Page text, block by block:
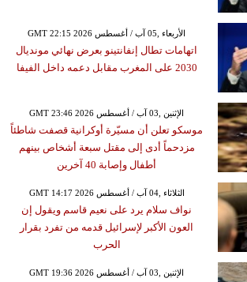
GMT 22:15 2026 الأربعاء ,05 آب / أغسطس
اتهامات تطال إنفانتينو بعرض نهائي مونديال
2030 على المغرب مقابل دعمه داخل الفيفا
GMT 23:46 2026 الإثنين ,03 آب / أغسطس
موسكو تعلن أن مسيّرة أوكرانية قصفت شاطئاً
مزدحماً أدى إلى مقتل سبعة أشخاص بينهم
أطفال وإصابة 40 آخرين
GMT 14:17 2026 الثلاثاء ,04 آب / أغسطس
نواف سلام يرد على نعيم قاسم ويقول إن
العون الأكبر لإسرائيل قدمه من تفرد بقرار
الحرب
GMT 19:36 2026 الإثنين ,03 آب / أغسطس